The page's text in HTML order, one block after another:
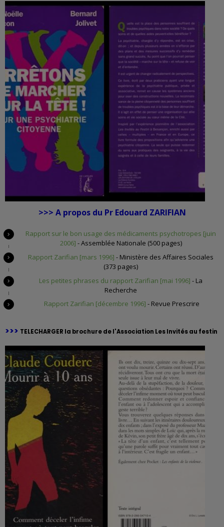
>>> A propos du Pr Edouard ZARIFIAN
Rapport sur le bon usage des médicaments psychotropes [juin
2006] - Assemblée Nationale (500 pages)
Rapport Zarifian [mars 1996] - Ministère des Affaires Sociales
(373 pages)
Les petites phrases du rapport Zarifian [mai 1996] - La
Recherche
Rapport Zarifian [décembre 1996] - Revue Prescrire
>>> TELECHARGER la brochure de l'Association Les Invités au festin